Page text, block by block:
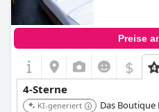
Preise
$
4-Sterne
KI-generiert
Das